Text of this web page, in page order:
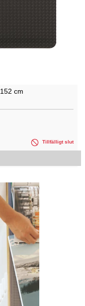
cm
Tillfälligt slut